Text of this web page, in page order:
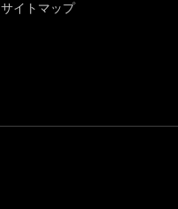
サイトマップ